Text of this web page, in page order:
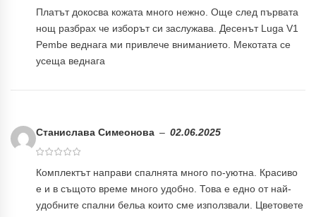
Платът докосва кожата много нежно. Още след първата
нощ разбрах че изборът си заслужава. Десенът Luga V1
Pembe веднага ми привлече вниманието. Мекотата се
усеща веднага
Станислава Симеонова – 02.06.2025
Комплектът направи спалнята много по-уютна. Красиво
е и в същото време много удобно. Това е едно от най-
удобните спални бельа които сме използвали. Цветовете